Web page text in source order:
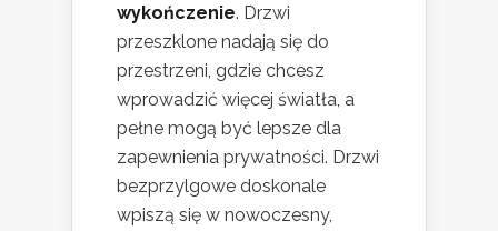
wykończenie. Drzwi
przeszklone nadają się do
przestrzeni, gdzie chcesz
wprowadzić więcej światła, a
pełne mogą być lepsze dla
zapewnienia prywatności. Drzwi
bezprzylgowe doskonale
wpiszą się w nowoczesny,